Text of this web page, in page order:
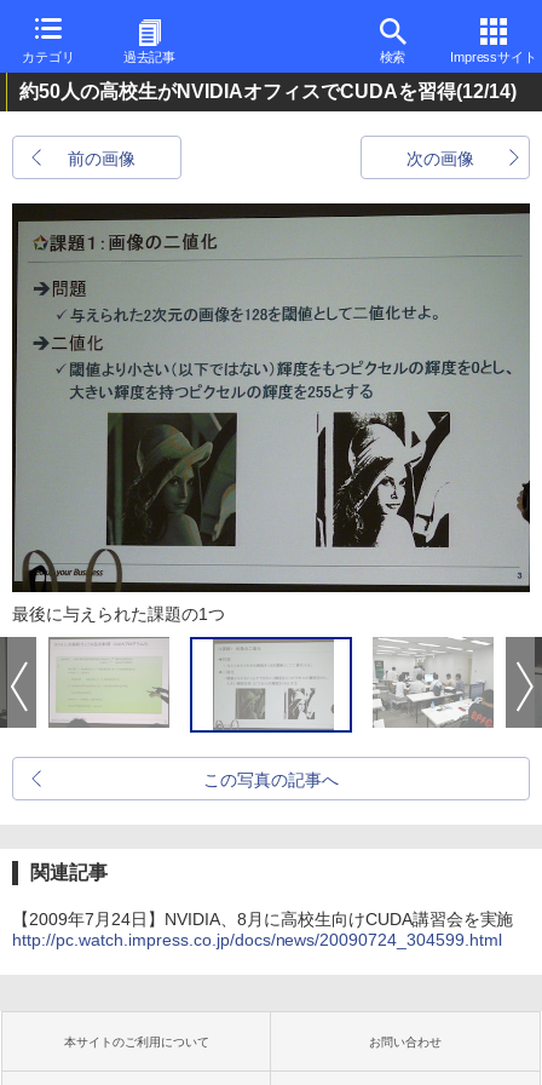
カテゴリ 過去記事 検索 Impressサイト
約50人の高校生がNVIDIAオフィスでCUDAを習得(12/14)
前の画像 次の画像
最後に与えられた課題の1つ
この写真の記事へ
関連記事
【2009年7月24日】NVIDIA、8月に高校生向けCUDA講習会を実施
http://pc.watch.impress.co.jp/docs/news/20090724_304599.html
本サイトのご利用について お問い合わせ